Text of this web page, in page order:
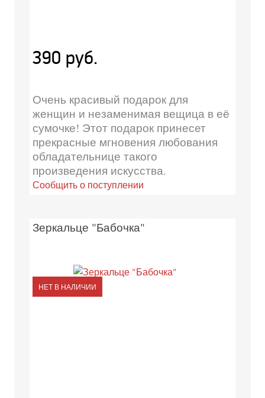
390 руб.
Очень красивый подарок для
женщин и незаменимая вещица в её
сумочке! Этот подарок принесет
прекрасные мгновения любования
обладательнице такого
произведения искусства.
Сообщить о поступлении
Зеркальце "Бабочка"
НЕТ В НАЛИЧИИ